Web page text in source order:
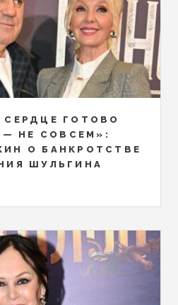
СЕРДЦЕ ГОТОВО
НЕ СОВСЕМ»:
О БАНКРОТСТВЕ
ШУЛЬГИНА